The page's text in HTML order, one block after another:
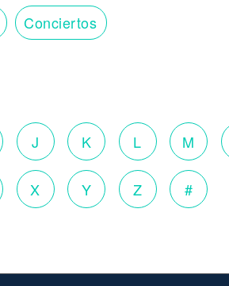
Conciertos
J K L M
X Y Z #